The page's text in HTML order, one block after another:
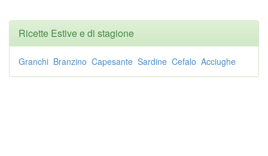
Ricette Estive e di stagione
Granchi Branzino Capesante Sardine Cefalo Acciughe